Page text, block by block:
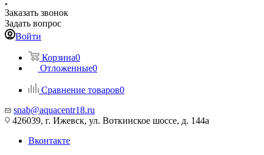
Заказать звонок
Задать вопрос
Войти
Корзина0
Отложенные0
Сравнение товаров0
snab@aquacentr18.ru
426039, г. Ижевск, ул. Воткинское шоссе, д. 144а
Вконтакте